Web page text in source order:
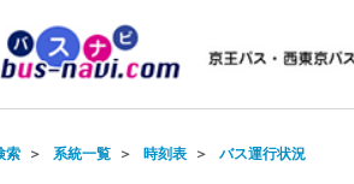
索＞ 系統一覧＞ 時刻表＞ バス運行状況